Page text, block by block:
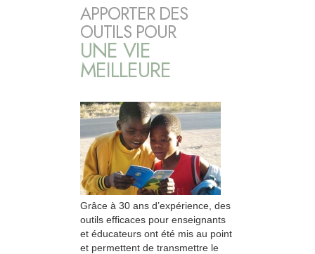
APPORTER DES
OUTILS POUR
UNE VIE
MEILLEURE
Grâce à 30 ans d’expérience, des
outils efficaces pour enseignants
et éducateurs ont été mis au point
et permettent de transmettre le